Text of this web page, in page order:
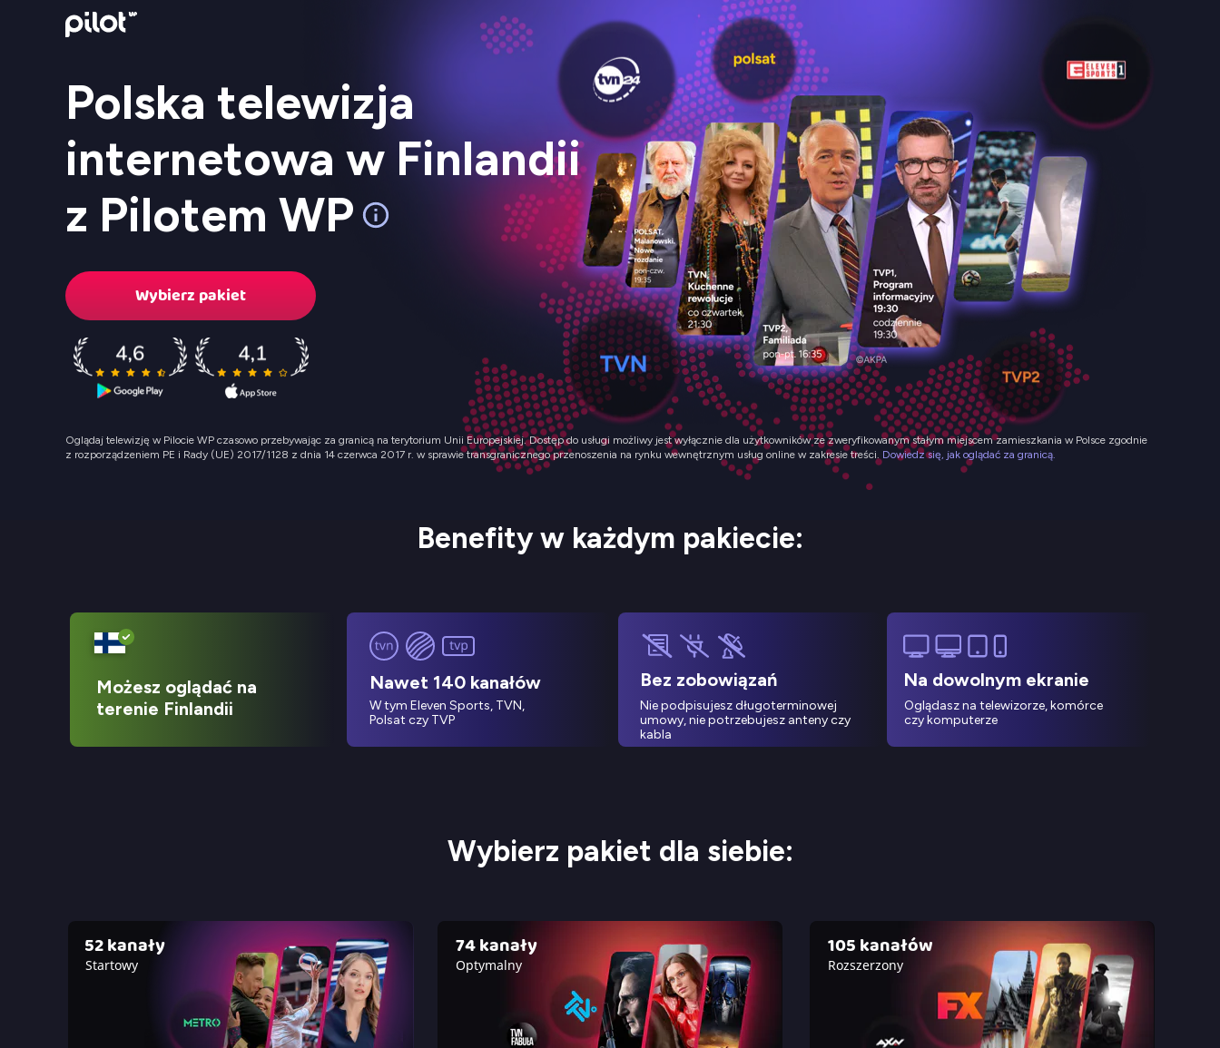
Polska telewizja
internetowa w Finlandii
z Pilotem WP
Wybierz pakiet
Oglądaj telewizję w Pilocie WP czasowo przebywając za granicą na terytorium Unii Europejskiej. Dostęp do usługi możliwy jest wyłącznie dla użytkowników ze zweryfikowanym stałym miejscem zamieszkania w Polsce zgodnie
z rozporządzeniem PE i Rady (UE) 2017/1128 z dnia 14 czerwca 2017 r. w sprawie transgranicznego przenoszenia na rynku wewnętrznym usług online w zakresie treści. Dowiedz się, jak oglądać za granicą.
Benefity w każdym pakiecie:
Możesz oglądać na
terenie Finlandii
Nawet 140 kanałów
W tym Eleven Sports, TVN,
Polsat czy TVP
Bez zobowiązań
Nie podpisujesz długoterminowej
umowy, nie potrzebujesz anteny czy
kabla
Na dowolnym ekranie
Oglądasz na telewizorze, komórce
czy komputerze
Wybierz pakiet dla siebie:
52 kanały
Startowy
74 kanały
Optymalny
105 kanałów
Rozszerzony